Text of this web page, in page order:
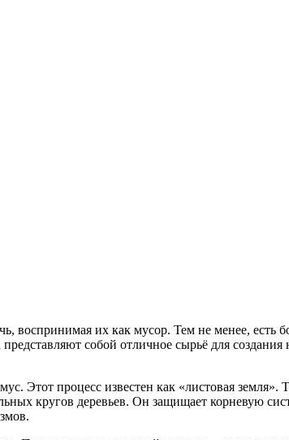
воспринимая их как мусор. Тем не менее, есть
собой отличное сырьё для создания
Этот процесс известен как «листовая земля».
кругов деревьев. Он защищает корневую